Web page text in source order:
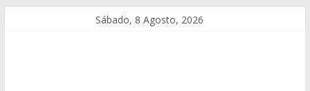
Sábado, 8 Agosto, 2026